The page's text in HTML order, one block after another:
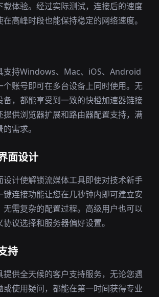
载体验。经过实际测试，连接后的速度
高峰时段也能保持稳定的网络速度。
支持Windows、Mac、iOS、Android
个账号即可在多台设备上同时使用。无
备，都能享受到一致的快橙加速器链接
提供浏览器扩展和路由器配置支持，满
需求。
面设计
设计使解锁流媒体工具即使对技术新手
键连接功能让您在几秒钟内即可建立安
无需复杂的配置过程。高级用户也可以
议选择和服务器偏好设置。
持
提供全天候的客户支持服务，无论您遇
或使用疑问，都能在第一时间获得专业